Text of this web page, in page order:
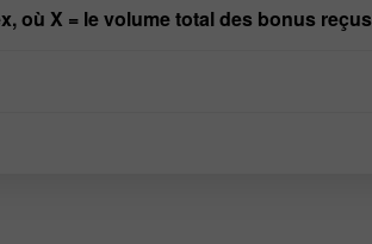
où X = le volume total des bonus reçus